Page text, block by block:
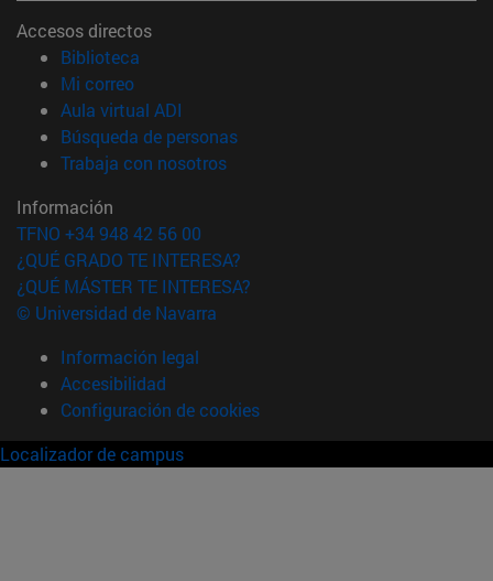
Accesos directos
Biblioteca
Mi correo(abre en nueva ventana)
Aula virtual ADI
Búsqueda de personas(abre en nueva ventana)
Trabaja con nosotros(abre en nueva ventana)
Información
TFNO +34 948 42 56 00
¿QUÉ GRADO TE INTERESA?
¿QUÉ MÁSTER TE INTERESA?
© Universidad de Navarra
Información legal
Accesibilidad
Configuración de cookies
Localizador de campus